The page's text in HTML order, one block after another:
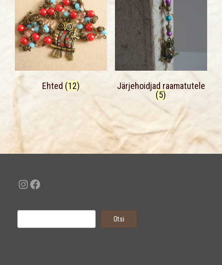
Ehted (12)
Järjehoidjad raamatutele
(5)
Instagram
Facebook
Otsi